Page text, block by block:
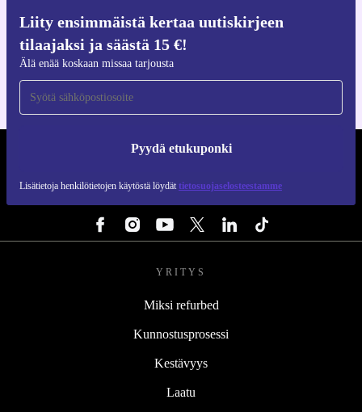
Liity ensimmäistä kertaa uutiskirjeen
tilaajaksi ja säästä 15 €!
Älä enää koskaan missaa tarjousta
Pyydä etukuponki
Lisätietoja henkilötietojen käytöstä löydät tietosuojaselosteestamme
Hanki refurbed-sovellus
iOS:lle ja Androidille
YRITYS
Miksi refurbed
Kunnostusprosessi
Kestävyys
Laatu